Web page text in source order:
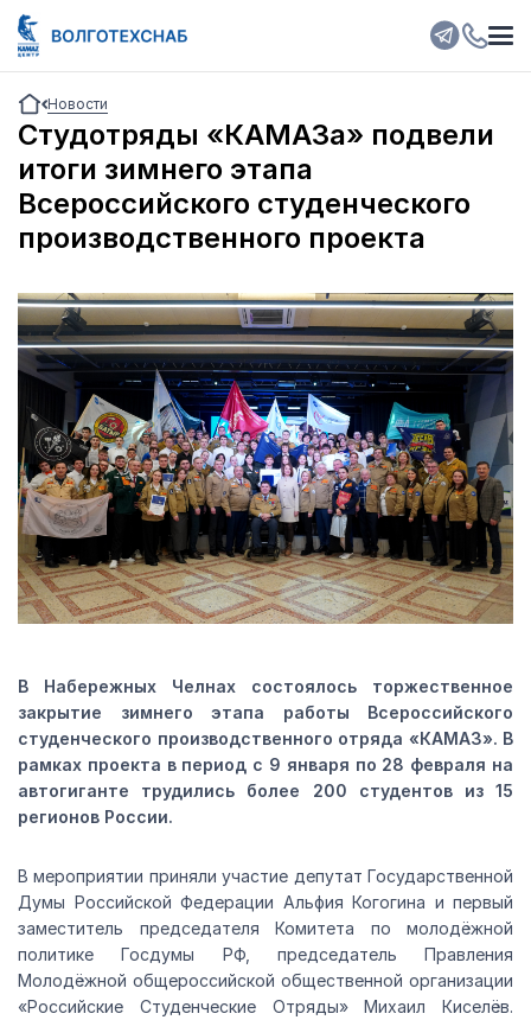
Новости
Студотряды «КАМАЗа» подвели
итоги зимнего этапа
Всероссийского студенческого
производственного проекта
В Набережных Челнах состоялось торжественное
закрытие зимнего этапа работы Всероссийского
студенческого производственного отряда «КАМАЗ». В
рамках проекта в период с 9 января по 28 февраля на
автогиганте трудились более 200 студентов из 15
регионов России.
В мероприятии приняли участие депутат Государственной
Думы Российской Федерации Альфия Когогина и первый
заместитель председателя Комитета по молодёжной
политике Госдумы РФ, председатель Правления
Молодёжной общероссийской общественной организации
«Российские Студенческие Отряды» Михаил Киселёв.